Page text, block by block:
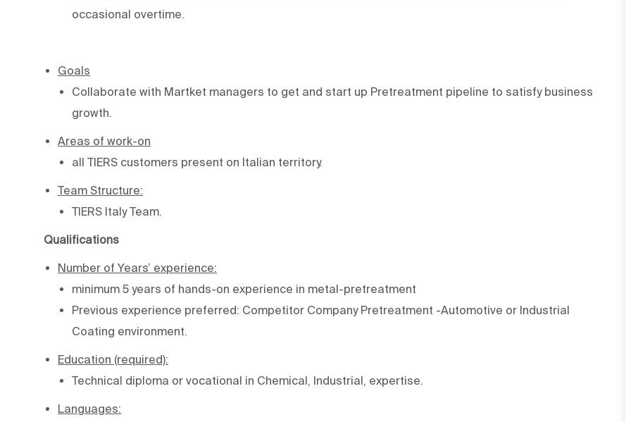
occasional overtime.
Goals
Collaborate with Martket managers to get and start up Pretreatment pipeline to satisfy business
growth.
Areas of work-on
all TIERS customers present on Italian territory.
Team Structure:
TIERS Italy Team.
Qualifications
Number of Years’ experience:
minimum 5 years of hands-on experience in metal-pretreatment
Previous experience preferred: Competitor Company Pretreatment -Automotive or Industrial
Coating environment.
Education (required):
Technical diploma or vocational in Chemical, Industrial, expertise.
Languages: